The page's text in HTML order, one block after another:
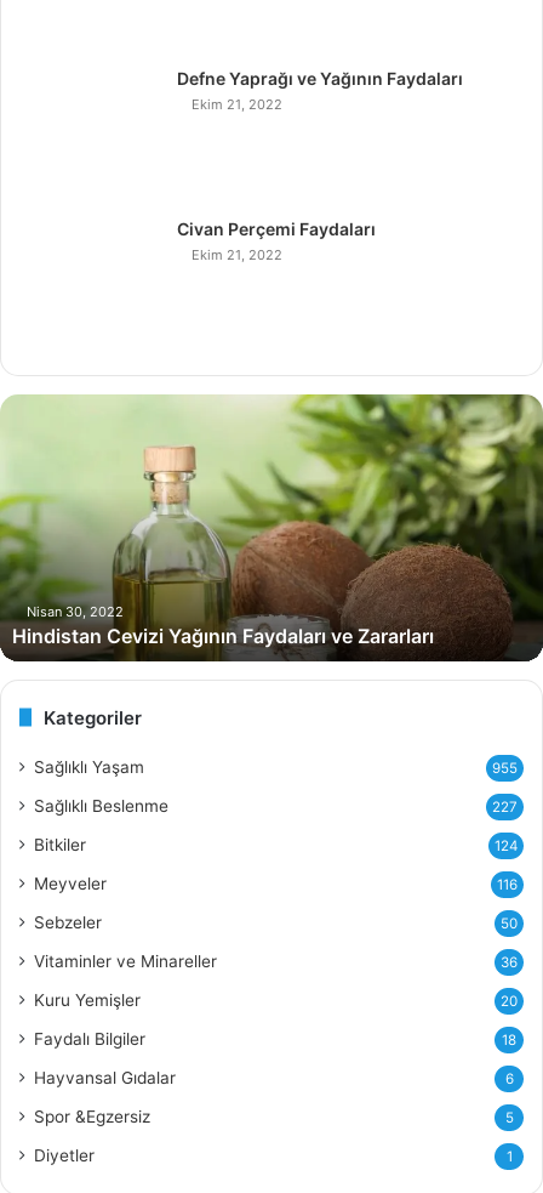
Defne Yaprağı ve Yağının Faydaları
Ekim 21, 2022
Civan Perçemi Faydaları
Ekim 21, 2022
H
i
s
t
a
e
Nisan 30, 2022
Hindistan Cevizi Yağının Faydaları ve Zararları
Kategoriler
Sağlıklı Yaşam 955
Sağlıklı Beslenme 227
Bitkiler 124
Meyveler 116
Sebzeler 50
Vitaminler ve Minareller 36
Kuru Yemişler 20
Faydalı Bilgiler 18
Hayvansal Gıdalar 6
Spor &Egzersiz 5
Diyetler 1